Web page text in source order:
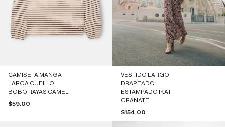
CAMISETA MANGA
LARGA CUELLO
BOBO RAYAS CAMEL
Precio de oferta
$59.00
VESTIDO LARGO
DRAPEADO
ESTAMPADO IKAT
GRANATE
Precio de oferta
$154.00